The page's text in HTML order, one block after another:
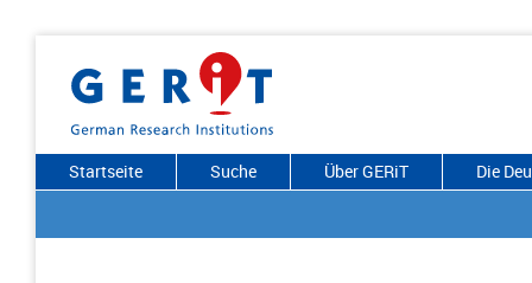
Startseite Suche Über GERiT Die